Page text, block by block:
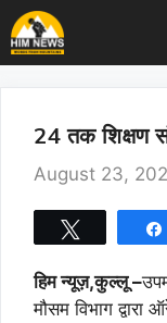
Skip
to
content
24 तक शिक्षण
August 23,
हिम न्यूज़,कुल्लू –
मौसम विभाग